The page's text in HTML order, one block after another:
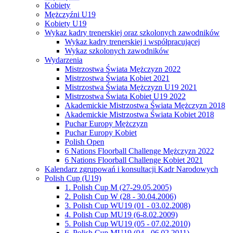
Kobiety
Mężczyźni U19
Kobiety U19
Wykaz kadry trenerskiej oraz szkolonych zawodników
Wykaz kadry trenerskiej i współpracującej
Wykaz szkolonych zawodników
Wydarzenia
Mistrzostwa Świata Mężczyzn 2022
Mistrzostwa Świata Kobiet 2021
Mistrzostwa Świata Mężczyzn U19 2021
Mistrzostwa Świata Kobiet U19 2022
Akademickie Mistrzostwa Świata Mężczyzn 2018
Akademickie Mistrzostwa Świata Kobiet 2018
Puchar Europy Mężczyzn
Puchar Europy Kobiet
Polish Open
6 Nations Floorball Challenge Mężczyzn 2022
6 Nations Floorball Challenge Kobiet 2021
Kalendarz zgrupowań i konsultacji Kadr Narodowych
Polish Cup (U19)
1. Polish Cup M (27-29.05.2005)
2. Polish Cup W (28 - 30.04.2006)
3. Polish Cup WU19 (01 - 03.02.2008)
4. Polish Cup MU19 (6-8.02.2009)
5. Polish Cup WU19 (05 - 07.02.2010)